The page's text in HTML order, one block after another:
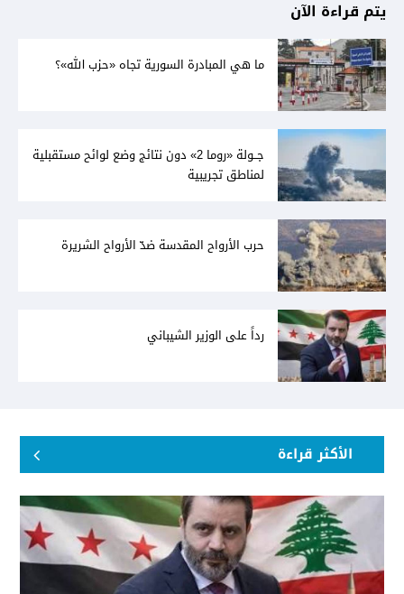
يتم قراءة الآن
ما هي المبادرة السورية تجاه «حزب الله»؟
جــولة «روما 2» دون نتائج وضع لوائح مستقبلية
لمناطق تجريبية
حرب الأرواح المقدسة ضدّ الأرواح الشريرة
رداً على الوزير الشيباني
الأكثر قراءة